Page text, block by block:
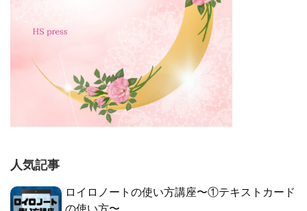
人気記事
ロイロノートの使い方講座〜①テキストカード
の使い方〜